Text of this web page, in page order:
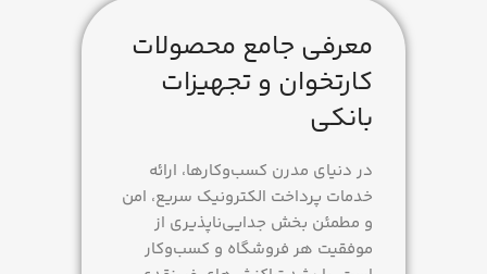
نحوه ارتباط
مدت فعالسازی 1 روز
معرفی جامع محصولات
کارتخوان و تجهیزات
بانکی
در دنیای مدرن کسب‌وکارها، ارائه
خدمات پرداخت الکترونیک سریع، امن
و مطمئن بخش جدایی‌ناپذیری از
موفقیت هر فروشگاه و کسب‌وکار